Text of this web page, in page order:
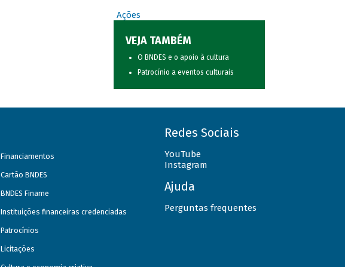
Ações
VEJA TAMBÉM
O BNDES e o apoio à cultura
Patrocínio a eventos culturais
Financiamentos
Cartão BNDES
BNDES Finame
Instituições financeiras credenciadas
Patrocínios
Licitações
Redes Sociais
YouTube
Instagram
Ajuda
Perguntas frequentes